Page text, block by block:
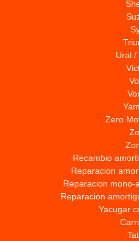
Ural /
Zero
Recambio
Reparacion
Reparacion mono-
Reparacion
Yacugar